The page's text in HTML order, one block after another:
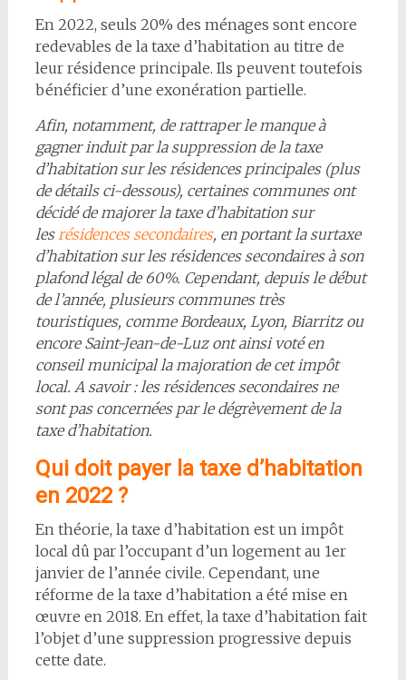
En 2022, seuls 20% des ménages sont encore
redevables de la taxe d’habitation au titre de
leur résidence principale. Ils peuvent toutefois
bénéficier d’une exonération partielle.
Afin, notamment, de rattraper le manque à
gagner induit par la suppression de la taxe
d’habitation sur les résidences principales (plus
de détails ci-dessous), certaines communes ont
décidé de majorer la taxe d’habitation sur
lesrésidences secondaires, en portant la surtaxe
d’habitation sur les résidences secondaires à son
plafond légal de 60%. Cependant, depuis le début
de l’année, plusieurs communes très
touristiques, comme Bordeaux, Lyon, Biarritz ou
encore Saint-Jean-de-Luz ont ainsi voté en
conseil municipal la majoration de cet impôt
local. A savoir : les résidences secondaires ne
sont pas concernées par le dégrèvement de la
taxe d’habitation.
Qui doit payer la taxe d’habitation
en 2022 ?
En théorie, la taxe d’habitation est un impôt
local dû par l’occupant d’un logement au 1er
janvier de l’année civile. Cependant, une
réforme de la taxe d’habitation a été mise en
œuvre en 2018. En effet, la taxe d’habitation fait
l’objet d’une suppression progressive depuis
cette date.